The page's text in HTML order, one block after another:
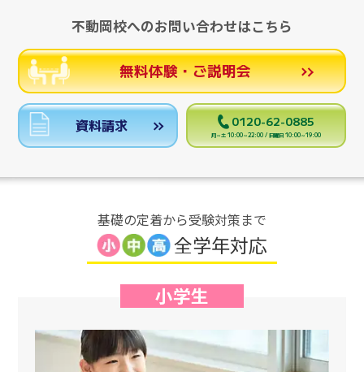
不動岡校へのお問い合わせはこちら
無料体験・ご説明会
資料請求 0120-62-0885
月～土 10:00～22:00 / 日曜日 10:00～19:00
基礎の定着から受験対策まで
全学年対応
小学生